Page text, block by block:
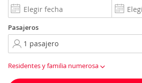
Pasajeros
Residentes y familia numerosa